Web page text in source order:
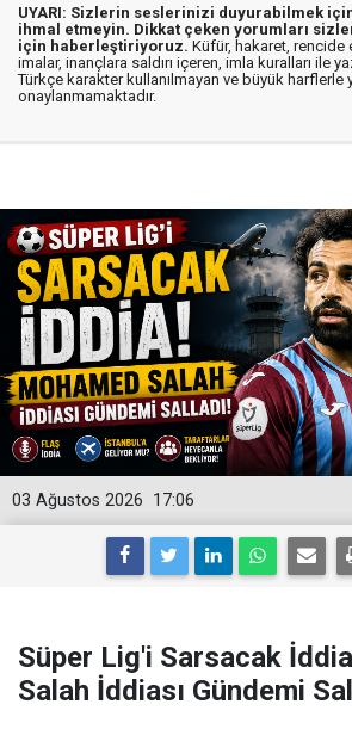
UYARI: Sizlerin seslerinizi duyurabilmek
ihmal etmeyin. Dikkat çeken yorumları
için haberleştiriyoruz. Küfür, hakaret, rencide
imalar, inançlara saldırı içeren, imla kuralları ile
Türkçe karakter kullanılmayan ve büyük harflerle
onaylanmamaktadır.
17:06
03 Ağustos 2026
Süper Lig'i Sarsacak
Salah İddiası Gündemi